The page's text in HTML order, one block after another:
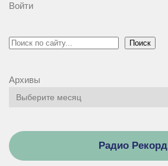
Войти
Поиск Поиск
Архивы
Радио Рекорд